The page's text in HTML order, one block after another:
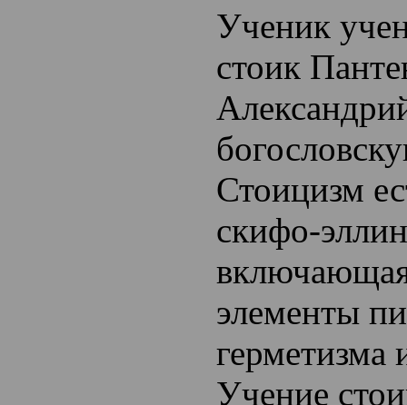
Ученик
стоик
Стоицизм
скифо-
элементы
герметизма
Учение